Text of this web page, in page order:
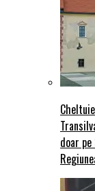
doar